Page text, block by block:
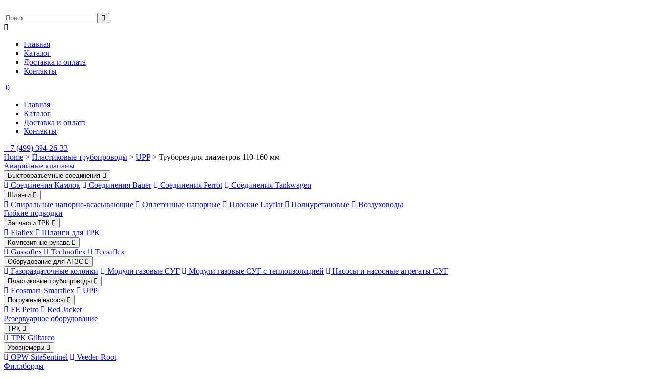
Главная
Каталог
Доставка и оплата
Контакты
0
Главная
Каталог
Доставка и оплата
Контакты
+ 7 (499) 394-26-33
Home > Пластиковые трубопроводы > UPP> Труборез для диаметров 110-160 мм
Аварийные клапаны
Быстроразъемные соединения
Соединения Камлок Соединения Bauer Соединения Perrot Соединения Tankwagen
Шланги
Спиральные напорно-всасывающие Оплетённые напорные Плоские Layflat Полиуретановые
Воздуховоды
Гибкие подводки
Запчасти ТРК
Elaflex Шланги для ТРК
Композитные рукава
Gassoflex Technoflex Tecsaflex
Оборудование для АГЗС
Газораздаточные колонки Модули газовые СУГ Модули газовые СУГ с теплоизоляцией Насосы и насосные агрегаты СУГ
Пластиковые трубопроводы
Ecosmart, Smartflex UPP
Погружные насосы
FE Petro
Red Jacket
Резервуарное оборудование
ТРК
ТРК Gilbarco
Уровнемеры
OPW SiteSentinel
Veeder-Root
Филлборды